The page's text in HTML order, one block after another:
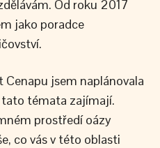
Od roku 2017
jako poradce
jsem naplánovala
témata zajímají.
prostředí oázy
co vás v této oblasti